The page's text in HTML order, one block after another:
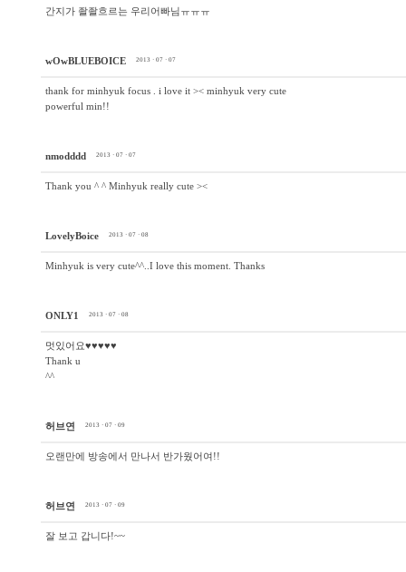
간지가 좔좔흐르는 우리어빠님ㅠㅠㅠ
wOwBLUEBOICE 2013 · 07 · 07
thank for minhyuk focus . i love it >< minhyuk very cute
powerful min!!
nmodddd 2013 · 07 · 07
Thank you ^ ^ Minhyuk really cute ><
LovelyBoice 2013 · 07 · 08
Minhyuk is very cute^^..I love this moment. Thanks
ONLY1 2013 · 07 · 08
멋있어요♥♥♥♥♥
Thank u
^^
허브연 2013 · 07 · 09
오랜만에 방송에서 만나서 반가웠어여!!
허브연 2013 · 07 · 09
잘 보고 갑니다!~~